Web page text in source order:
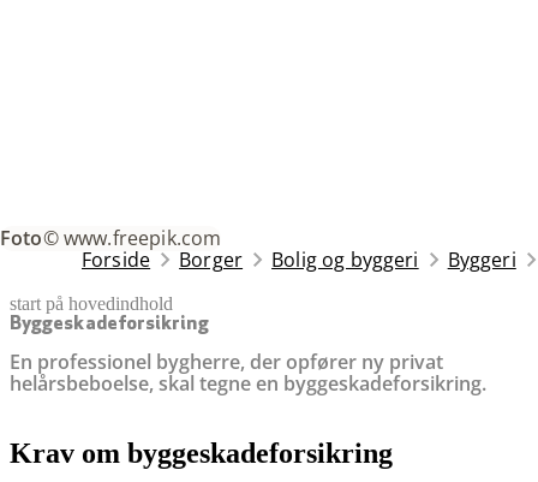
Foto© www.freepik.com
Forside Borger Bolig og byggeri Byggeri
start på hovedindhold
Byggeskadeforsikring
En professionel bygherre, der opfører ny privat
helårsbeboelse, skal tegne en byggeskadeforsikring.
senest opdateret 26. november 2025
Krav om byggeskadeforsikring